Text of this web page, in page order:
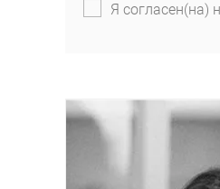
Я согласен(на)